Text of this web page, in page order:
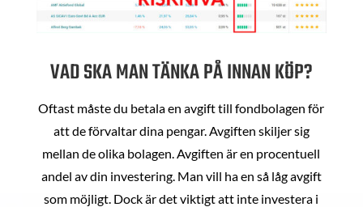
VAD SKA MAN TÄNKA PÅ INNAN KÖP?
Oftast måste du betala en avgift till fondbolagen för
att de förvaltar dina pengar. Avgiften skiljer sig
mellan de olika bolagen. Avgiften är en procentuell
andel av din investering. Man vill ha en så låg avgift
som möjligt. Dock är det viktigt att inte investera i